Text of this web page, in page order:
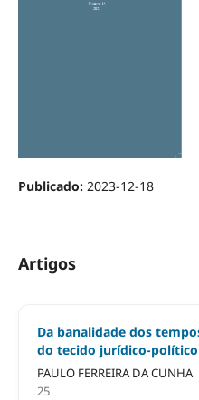
Publicado: 2023-12-18
Artigos
Da banalidade dos
do tecido jurídico-
PAULO FERREIRA DA CUNHA
25